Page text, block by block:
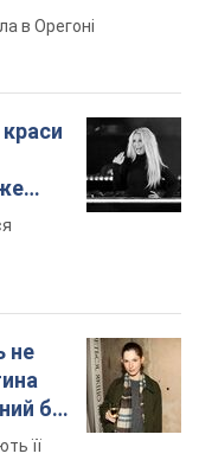
в Орегоні
краси
не
бік
її